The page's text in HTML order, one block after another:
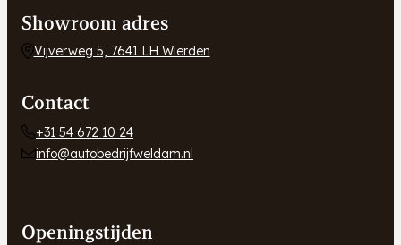
Showroom adres
Vijverweg 5, 7641 LH Wierden
Contact
+31 54 672 10 24
info@autobedrijfweldam.nl
Openingstijden